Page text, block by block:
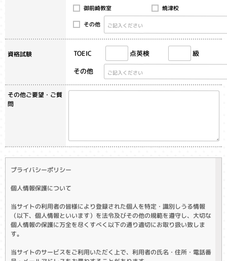
御前崎教室 焼津校
その他
資格試験 TOEIC 点英検 級
その他
その他ご要望・ご質
問
プライバシーポリシー
個人情報保護について
当サイトの利用者の皆様により登録された個人を特定・識別しうる情報
（以下、個人情報といいます）を法令及びその他の規範を遵守し、大切な
個人情報の保護に万全を尽くすべく以下の通り適切にお取り扱い致しま
す。
当サイトのサービスをご利用いただく上で、利用者の氏名・住所・電話番